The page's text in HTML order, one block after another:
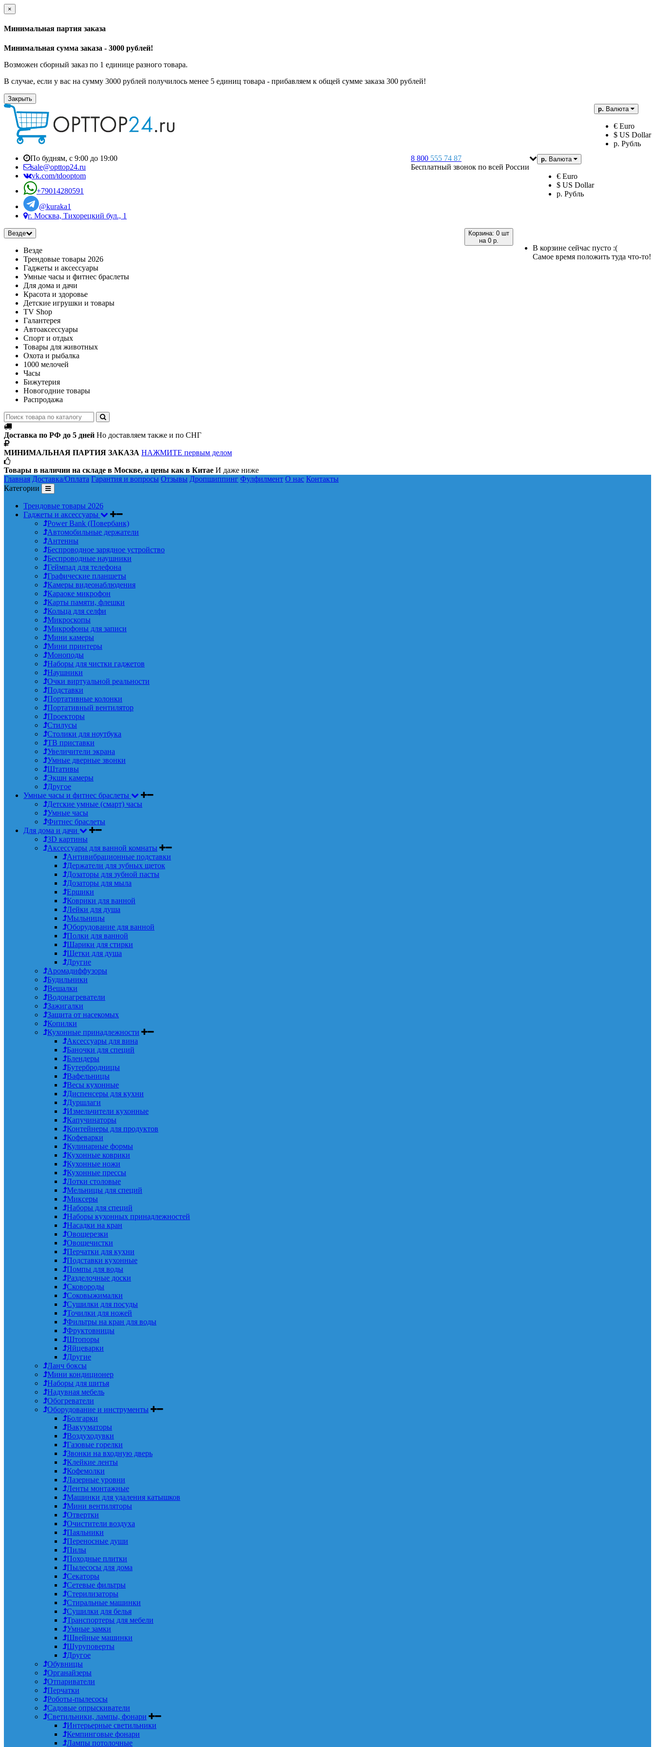
×
Минимальная партия заказа
Минимальная сумма заказа - 3000 рублей!
Возможен сборный заказ по 1 единице разного товара.
В случае, если у вас на сумму 3000 рублей получилось менее 5 единиц товара - прибавляем к общей сумме заказа 300 рублей!
Закрыть
р. Валюта
€ Euro
$ US Dollar
р. Рубль
р. Валюта
€ Euro
$ US Dollar
р. Рубль
8 800 555 74 87
Бесплатный звонок по всей России
По будням, с 9:00 до 19:00
sale@opttop24.ru
vk.com/tdooptom
+79014280591
@kuraka1
г. Москва, Тихорецкий бул., 1
Корзина: 0 шт
на 0 р.
В корзине сейчас пусто :(
Самое время положить туда что-то!
Везде
Везде
Трендовые товары 2026
Гаджеты и аксессуары
Умные часы и фитнес браслеты
Для дома и дачи
Красота и здоровье
Детские игрушки и товары
TV Shop
Галантерея
Автоаксессуары
Спорт и отдых
Товары для животных
Охота и рыбалка
1000 мелочей
Часы
Бижутерия
Новогодние товары
Распродажа
Доставка по РФ до 5 дней Но доставляем также и по СНГ
МИНИМАЛЬНАЯ ПАРТИЯ ЗАКАЗА НАЖМИТЕ первым делом
Товары в наличии на складе в Москве, а цены как в Китае И даже ниже
Главная Доставка/Оплата Гарантия и вопросы Отзывы Дропшиппинг Фулфилмент О нас Контакты
Категории
Трендовые товары 2026
Гаджеты и аксессуары
Power Bank (Повербанк)
Автомобильные держатели
Антенны
Беспроводное зарядное устройство
Беспроводные наушники
Геймпад для телефона
Графические планшеты
Камеры видеонаблюдения
Караоке микрофон
Карты памяти, флешки
Кольца для селфи
Микроскопы
Микрофоны для записи
Мини камеры
Мини принтеры
Моноподы
Наборы для чистки гаджетов
Наушники
Очки виртуальной реальности
Подставки
Портативные колонки
Портативный вентилятор
Проекторы
Стилусы
Столики для ноутбука
ТВ приставки
Увеличители экрана
Умные дверные звонки
Штативы
Экшн камеры
Другое
Умные часы и фитнес браслеты
Детские умные (смарт) часы
Умные часы
Фитнес браслеты
Для дома и дачи
3D картины
Аксессуары для ванной комнаты
Антивибрационные подставки
Держатели для зубных щеток
Дозаторы для зубной пасты
Дозаторы для мыла
Ершики
Коврики для ванной
Лейки для душа
Мыльницы
Оборудование для ванной
Полки для ванной
Шарики для стирки
Щетки для душа
Другие
Аромадиффузоры
Будильники
Вешалки
Водонагреватели
Зажигалки
Защита от насекомых
Копилки
Кухонные принадлежности
Аксессуары для вина
Баночки для специй
Блендеры
Бутербродницы
Вафельницы
Весы кухонные
Диспенсеры для кухни
Дуршлаги
Измельчители кухонные
Капучинаторы
Контейнеры для продуктов
Кофеварки
Кулинарные формы
Кухонные коврики
Кухонные ножи
Кухонные прессы
Лотки столовые
Мельницы для специй
Миксеры
Наборы для специй
Наборы кухонных принадлежностей
Насадки на кран
Овощерезки
Овощечистки
Перчатки для кухни
Подставки кухонные
Помпы для воды
Разделочные доски
Сковороды
Соковыжималки
Сушилки для посуды
Точилки для ножей
Фильтры на кран для воды
Фруктовницы
Штопоры
Яйцеварки
Другие
Ланч боксы
Мини кондиционер
Наборы для шитья
Надувная мебель
Обогреватели
Оборудование и инструменты
Болгарки
Вакууматоры
Воздуходувки
Газовые горелки
Звонки на входную дверь
Клейкие ленты
Кофемолки
Лазерные уровни
Ленты монтажные
Машинки для удаления катышков
Мини вентиляторы
Отвертки
Очистители воздуха
Паяльники
Переносные души
Пилы
Походные плитки
Пылесосы для дома
Секаторы
Сетевые фильтры
Стерилизаторы
Стиральные машинки
Сушилки для белья
Транспортеры для мебели
Умные замки
Швейные машинки
Шуруповерты
Другое
Обувницы
Органайзеры
Отпариватели
Перчатки
Роботы-пылесосы
Садовые опрыскиватели
Светильники, лампы, фонари
Интерьерные светильники
Кемпинговые фонари
Лампы потолочные